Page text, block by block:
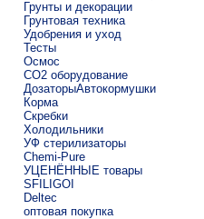
Грунты и декорации
Грунтовая техника
Удобрения и уход
Тесты
Осмос
CO2 оборудование
ДозаторыАвтокормушки
Корма
Скребки
Холодильники
УФ стерилизаторы
Chemi-Pure
УЦЕНЁННЫЕ товары
SFILIGOI
Deltec
оптовая покупка